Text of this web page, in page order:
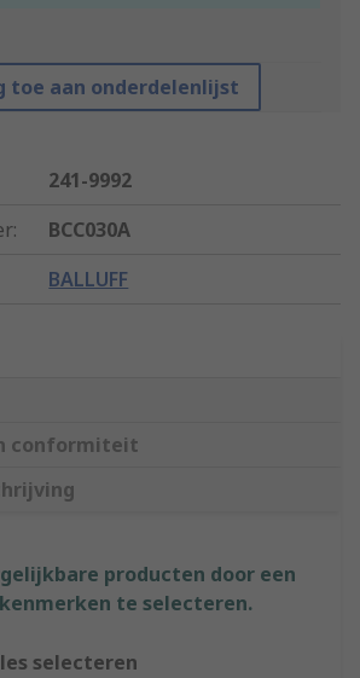
toe aan onderdelenlijst
241-9992
:
BCC030A
BALLUFF
conformiteit
producten door een
te selecteren.
selecteren